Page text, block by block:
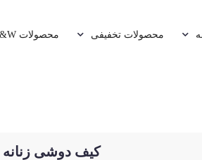
محصولات تخفیفی محصولات R&W
کیف دوشی زنانه